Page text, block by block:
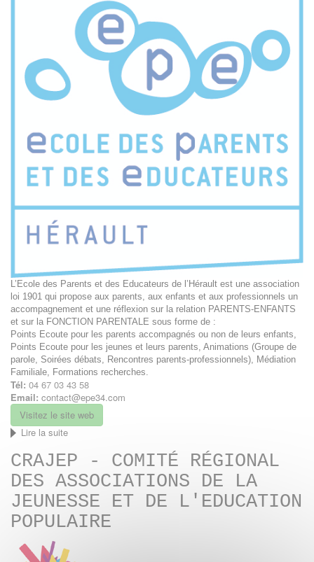
l'Intervention
Sociale
L’Ecole des Parents et des Educateurs de l’Hérault est une association
loi 1901 qui propose aux parents, aux enfants et aux professionnels un
accompagnement et une réflexion sur la relation PARENTS-ENFANTS
et sur la FONCTION PARENTALE sous forme de :
Points Ecoute pour les parents accompagnés ou non de leurs enfants,
Points Ecoute pour les jeunes et leurs parents, Animations (Groupe de
parole, Soirées débats, Rencontres parents-professionnels), Médiation
Familiale, Formations recherches.
Tél: 04 67 03 43 58
Email: contact@epe34.com
Visitez le site web
Lire la suite
des
Parents
et
des
Educateurs
de
EPE
CRAJEP - COMITÉ RÉGIONAL
DES ASSOCIATIONS DE LA
JEUNESSE ET DE L'EDUCATION
POPULAIRE